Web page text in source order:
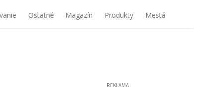
Ostatné Magazín Produkty Mestá
REKLAMA